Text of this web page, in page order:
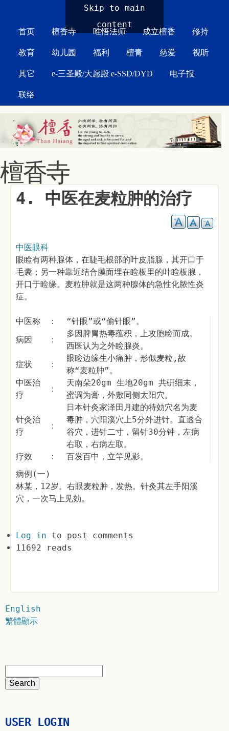
Skip to main
content
首页 檀香寺 唯悟法师 成立檀香 修持
教育 幼儿园 福利 檀青 慈爱 视听
其它 e-三圣殿/大愿殿 e-SSD/DYD 电子报
联络
檀香寺
4. 中医在麦粒肿的治疗
中医眼科
眼睑有两种腺体，在睫毛根部的叶皮脂腺，其开口于
毛囊；另一种靠近结合膜面埋在睑板里的叶睑板腺，
开口于睑缘。麦粒肿就是这两种腺体的急性化脓性炎
症。
中医称 ：
“针眼”或“偷针眼”。
病因
：
多因脾胃热毒蕴积，上攻胞睑而成。
西医认为之外睑腺炎。
症状
：
眼睑边缘生小痛肿，形似麦粒,故
称“麦粒肿”。
中医治
疗
：
天南朵20gm 生地20gm 共硏细末，
蜜调为膏，外敷同侧太阳穴。
针灸治
疗
：
日本针灸家泽田月建的特効穴名为麦
毒肿，穴阳溪穴上5分外进针。直透合
谷穴，进针二寸，留针30分钟，左病
右取，右病左取。
疗效
：
百发百中，立竿见影。
病例(一)
林某，12岁。右眼麦粒肿，发热。针灸其左手阳溪
穴，一次马上见効。
Log in to post comments
11692 reads
English
繁體顯示
USER LOGIN